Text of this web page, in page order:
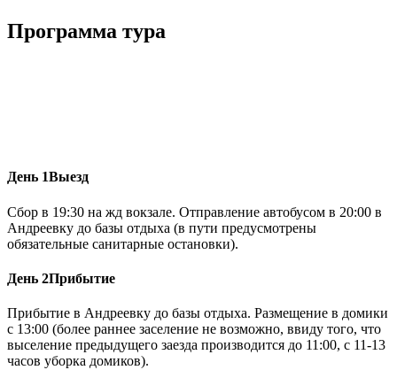
Программа тура
День 1Выезд
Сбор в 19:30 на жд вокзале. Отправление автобусом в 20:00 в
Андреевку до базы отдыха (в пути предусмотрены
обязательные санитарные остановки).
День 2Прибытие
Прибытие в Андреевку до базы отдыха. Размещение в домики
с 13:00 (более раннее заселение не возможно, ввиду того, что
выселение предыдущего заезда производится до 11:00, с 11-13
часов уборка домиков).